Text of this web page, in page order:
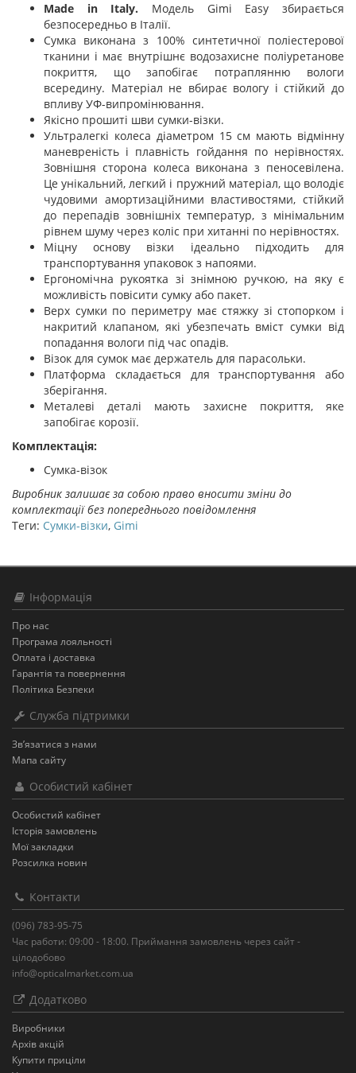
Made in Italy. Модель Gimi Easy збирається
безпосередньо в Італії.
Сумка виконана з 100% синтетичної поліестерової
тканини і має внутрішнє водозахисне поліуретанове
покриття, що запобігає потраплянню вологи
всередину. Матеріал не вбирає вологу і стійкий до
впливу УФ-випромінювання.
Якісно прошиті шви сумки-візки.
Ультралегкі колеса діаметром 15 см мають відмінну
маневреність і плавність гойдання по нерівностях.
Зовнішня сторона колеса виконана з пеносевілена.
Це унікальний, легкий і пружний матеріал, що володіє
чудовими амортизаційними властивостями, стійкий
до перепадів зовнішніх температур, з мінімальним
рівнем шуму через коліс при хитанні по нерівностях.
Міцну основу візки ідеально підходить для
транспортування упаковок з напоями.
Ергономічна рукоятка зі знімною ручкою, на яку є
можливість повісити сумку або пакет.
Верх сумки по периметру має стяжку зі стопорком і
накритий клапаном, які убезпечать вміст сумки від
попадання вологи під час опадів.
Візок для сумок має держатель для парасольки.
Платформа складається для транспортування або
зберігання.
Металеві деталі мають захисне покриття, яке
запобігає корозії.
Комплектація:
Сумка-візок
Виробник залишає за собою право вносити зміни до
комплектації без попереднього повідомлення
Теги: Сумки-візки, Gimi
Інформація
Про нас
Програма лояльності
Оплата і доставка
Гарантія та повернення
Політика Безпеки
Служба підтримки
Зв’язатися з нами
Мапа сайту
Особистий кабінет
Особистий кабінет
Історія замовлень
Мої закладки
Розсилка новин
Контакти
(096) 783-95-75
Час работи: 09:00 - 18:00. Приймання замовлень через сайт -
цілодобово
info@opticalmarket.com.ua
Додатково
Виробники
Архів акцій
Купити приціли